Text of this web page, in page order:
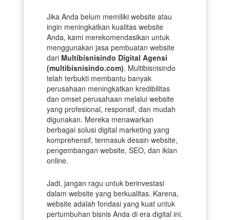
Jika Anda belum memiliki website atau
ingin meningkatkan kualitas website
Anda, kami merekomendasikan untuk
menggunakan jasa pembuatan website
dari Multibisnisindo Digital Agensi
(multibisnisindo.com). Multibisnisindo
telah terbukti membantu banyak
perusahaan meningkatkan kredibilitas
dan omset perusahaan melalui website
yang profesional, responsif, dan mudah
digunakan. Mereka menawarkan
berbagai solusi digital marketing yang
komprehensif, termasuk desain website,
pengembangan website, SEO, dan iklan
online.
Jadi, jangan ragu untuk berinvestasi
dalam website yang berkualitas. Karena,
website adalah fondasi yang kuat untuk
pertumbuhan bisnis Anda di era digital ini.